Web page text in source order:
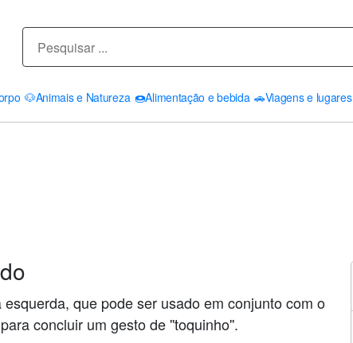
🐶Animais e Natureza 🍩Alimentação e bebida 🚗Viagens e lugares
que pode ser usado em conjunto com o
concluir um gesto de ''toquinho''.